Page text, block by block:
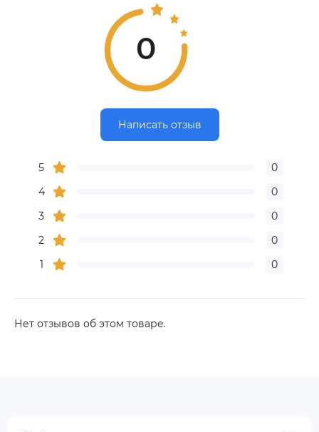
0
Написать отзыв
5
0
4
0
3
0
2
0
1
0
Нет отзывов об этом товаре.